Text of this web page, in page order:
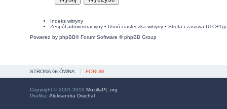
Indeks witryny
Zespół administracyjny• Usuń ciasteczka witryny• Strefa czasowa
Powered by phpBB® Forum Software © phpBB Group
STRONA GŁÓWNA FORUM
Copyright © 2001-2010 MozillaPL.org
Grafika: Aleksandra Drachal